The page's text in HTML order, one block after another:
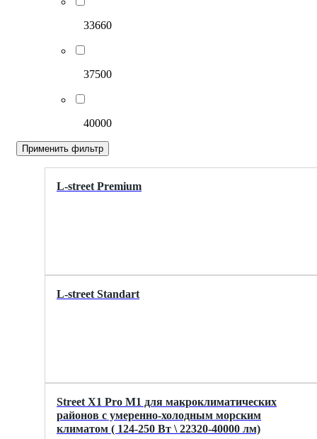
33660
37500
40000
Применить фильтр
L-street Premium
L-street Standart
Street X1 Pro M1 для макроклиматических
районов с умеренно-холодным морским
климатом ( 124-250 Вт \ 22320-40000 лм)